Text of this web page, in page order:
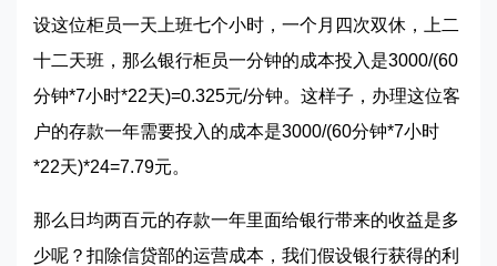
设这位柜员一天上班七个小时，一个月四次双休，上二
十二天班，那么银行柜员一分钟的成本投入是3000/(60
分钟*7小时*22天)=0.325元/分钟。这样子，办理这位客
户的存款一年需要投入的成本是3000/(60分钟*7小时
*22天)*24=7.79元。
那么日均两百元的存款一年里面给银行带来的收益是多
少呢？扣除信贷部的运营成本，我们假设银行获得的利